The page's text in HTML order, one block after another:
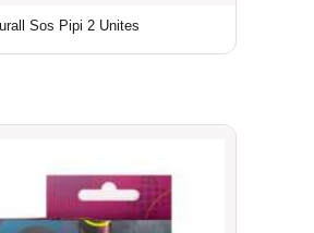
Sos Pipi 2 Unites